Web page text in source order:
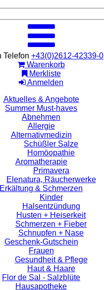
+43(0)2612-42339-0
Warenkorb
Merkliste
Anmelden
Aktuelles & Angebote
Summer Must-haves
Abnehmen
Allergie
Alternativmedizin
Schüßler Salze
Homöopathie
Aromatherapie
Primavera
Elenatura, Räucherwerke
Erkältung & Schmerzen
Kinder
Halsentzündung
Husten + Heiserkeit
Schmerzen + Fieber
Schnupfen + Nase
Geschenk-Gutschein
Frauen
Gesundheit & Pflege
Haut & Haare
Flor de Sal - Salzblüte
Hausapotheke